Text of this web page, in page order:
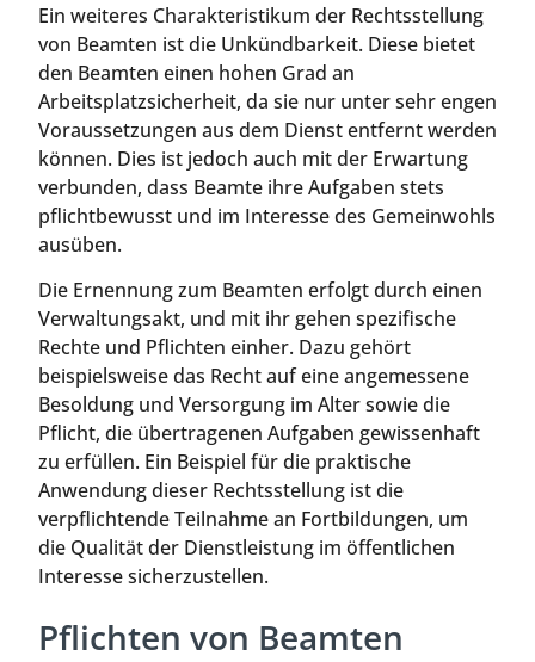
Ein weiteres Charakteristikum der Rechtsstellung
von Beamten ist die Unkündbarkeit. Diese bietet
den Beamten einen hohen Grad an
Arbeitsplatzsicherheit, da sie nur unter sehr engen
Voraussetzungen aus dem Dienst entfernt werden
können. Dies ist jedoch auch mit der Erwartung
verbunden, dass Beamte ihre Aufgaben stets
pflichtbewusst und im Interesse des Gemeinwohls
ausüben.
Die Ernennung zum Beamten erfolgt durch einen
Verwaltungsakt, und mit ihr gehen spezifische
Rechte und Pflichten einher. Dazu gehört
beispielsweise das Recht auf eine angemessene
Besoldung und Versorgung im Alter sowie die
Pflicht, die übertragenen Aufgaben gewissenhaft
zu erfüllen. Ein Beispiel für die praktische
Anwendung dieser Rechtsstellung ist die
verpflichtende Teilnahme an Fortbildungen, um
die Qualität der Dienstleistung im öffentlichen
Interesse sicherzustellen.
Pflichten von Beamten